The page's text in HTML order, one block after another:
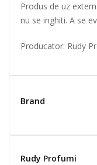
Produs de uz
nu se inghiti. A se
Producator: Rudy
Brand
Rudy Profumi